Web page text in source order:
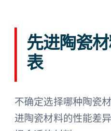
先进陶瓷
表
不确定选择哪种陶瓷
进陶瓷材料的性能差